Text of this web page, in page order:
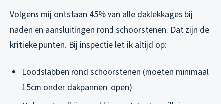
Volgens mij ontstaan 45% van alle daklekkages bij
naden en aansluitingen rond schoorstenen. Dat zijn de
kritieke punten. Bij inspectie let ik altijd op:
Loodslabben rond schoorstenen (moeten minimaal
15cm onder dakpannen lopen)